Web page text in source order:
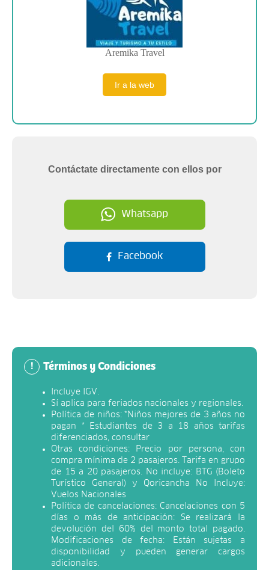
Aremika Travel
Ir a la web
Contáctate directamente con ellos por
Whatsapp
Facebook
! Términos y Condiciones
Incluye IGV.
Sí aplica para feriados nacionales y regionales.
Política de niños: *Niños mejores de 3 años no
pagan * Estudiantes de 3 a 18 años tarifas
diferenciados, consultar
Otras condiciones: Precio por persona, con
compra mínima de 2 pasajeros. Tarifa en grupo
de 15 a 20 pasajeros. No incluye: BTG (Boleto
Turístico General) y Qoricancha No Incluye:
Vuelos Nacionales
Política de cancelaciones: Cancelaciones con 5
días o más de anticipación: Se realizará la
devolución del 60% del monto total pagado.
Modificaciones de fecha: Están sujetas a
disponibilidad y pueden generar cargos
adicionales.